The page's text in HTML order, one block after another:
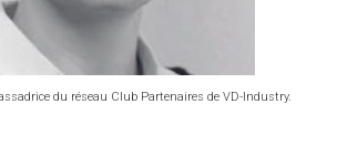
du réseau Club Partenaires de VD-Industry.